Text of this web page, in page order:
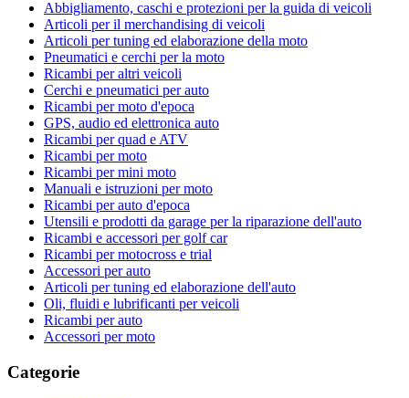
Abbigliamento, caschi e protezioni per la guida di veicoli
Articoli per il merchandising di veicoli
Articoli per tuning ed elaborazione della moto
Pneumatici e cerchi per la moto
Ricambi per altri veicoli
Cerchi e pneumatici per auto
Ricambi per moto d'epoca
GPS, audio ed elettronica auto
Ricambi per quad e ATV
Ricambi per moto
Ricambi per mini moto
Manuali e istruzioni per moto
Ricambi per auto d'epoca
Utensili e prodotti da garage per la riparazione dell'auto
Ricambi e accessori per golf car
Ricambi per motocross e trial
Accessori per auto
Articoli per tuning ed elaborazione dell'auto
Oli, fluidi e lubrificanti per veicoli
Ricambi per auto
Accessori per moto
Categorie